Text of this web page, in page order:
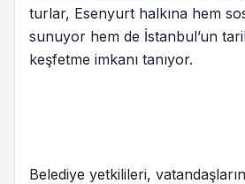
turlar, Esenyurt halkına hem
sunuyor hem de İstanbul’un
keşfetme imkanı tanıyor.
Belediye yetkilileri,